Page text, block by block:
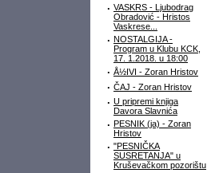
· VASKRS - Ljubodrag
Obradović - Hristos
Vaskrese...
· NOSTALGIJA -
Program u Klubu KCK,
17. 1.2018. u 18:00
· Å½IVI - Zoran Hristov
· ČAJ - Zoran Hristov
· U pripremi knjiga
Davora Slavnića
· PESNIK (ja) - Zoran
Hristov
· "PESNIČKA
SUSRETANJA" u
Kruševačkom pozorištu